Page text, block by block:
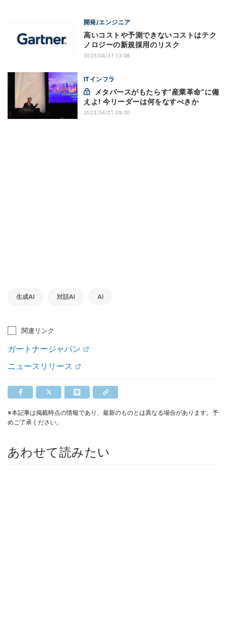
開発/エンジニア
高いコストや予測できないコストはテク
ノロジーの新規採用のリスク
2023/04/27 13:08
ITインフラ
えよ! 今リーダーは何をなすべきか
2023/04/21 09:00
生成AI 対話AI AI
関連リンク
ガートナージャパン
ニュースリリース
※本記事は掲載時点の情報であり、最新のものとは異なる場合があります。予
めご了承ください。
あわせて読みたい